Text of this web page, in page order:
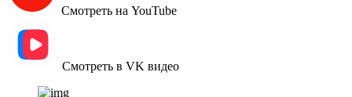
Смотреть на YouTube
Смотреть в VK видео